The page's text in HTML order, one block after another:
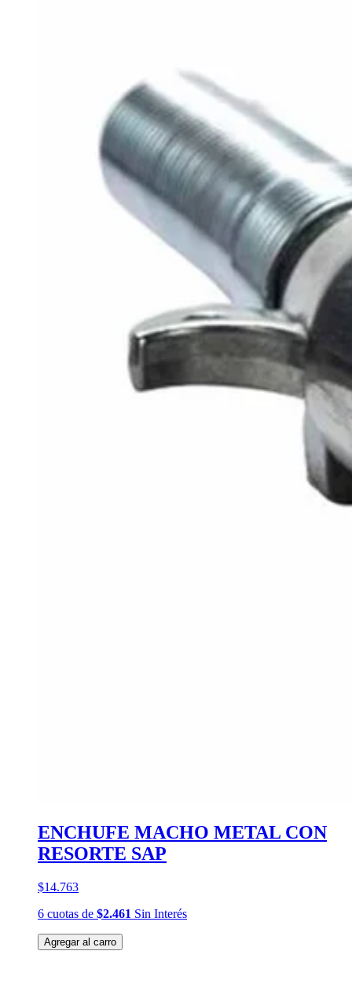
ENCHUFE MACHO METAL CON
RESORTE SAP
$14.763
6 cuotas de $2.461 Sin Interés
Agregar al carro